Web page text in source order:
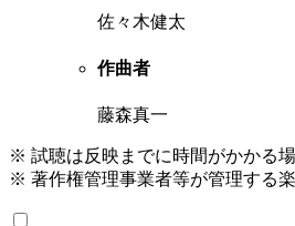
佐々木健太
作曲者
藤森真一
※ 試聴は反映までに時間がかかる場
※ 著作権管理事業者等が管理する